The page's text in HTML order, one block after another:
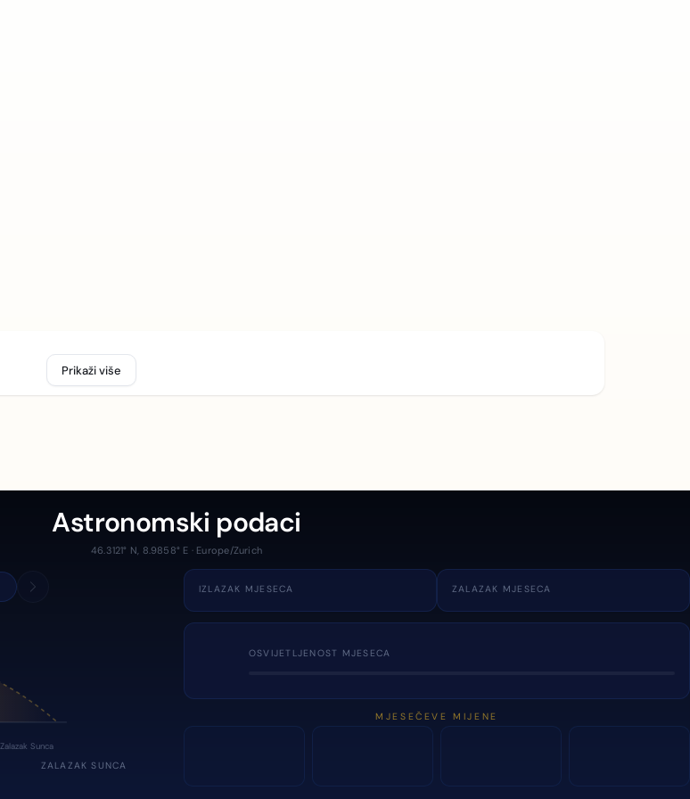
Prikaži više
Astronomski podaci
46.3121° N, 8.9858° E · Europe/Zurich
Zalazak Sunca
ZALAZAK SUNCA
IZLAZAK MJESECA ZALAZAK MJESECA
OSVIJETLJENOST MJESECA
MJESEČEVE MIJENE